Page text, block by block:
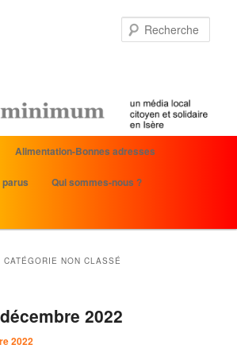
Alimentation-Bonnes adresses
Qui sommes-nous ?
CATÉGORIENON CLASSÉ
2022
2022